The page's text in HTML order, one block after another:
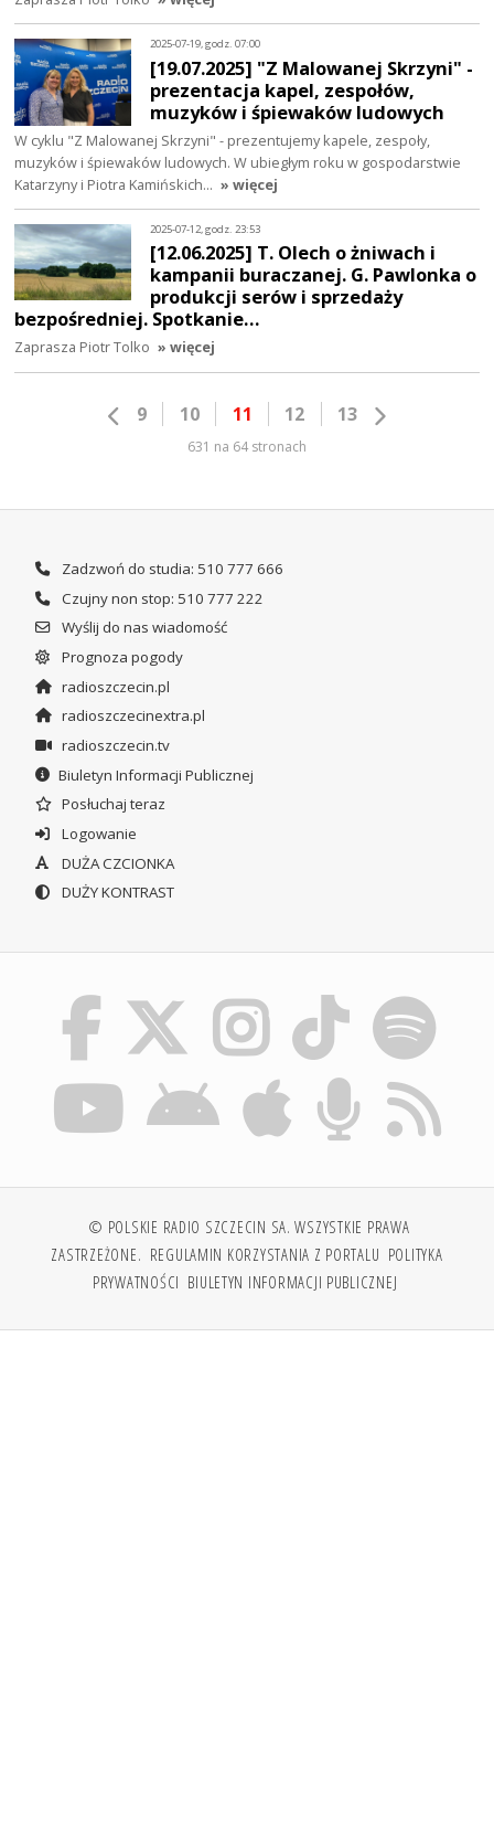
2025-07-19, godz. 07:00
[19.07.2025] "Z Malowanej Skrzyni" -
prezentacja kapel, zespołów,
muzyków i śpiewaków ludowych
W cyklu "Z Malowanej Skrzyni" - prezentujemy kapele, zespoły,
muzyków i śpiewaków ludowych. W ubiegłym roku w gospodarstwie
Katarzyny i Piotra Kamińskich… » więcej
2025-07-12, godz. 23:53
[12.06.2025] T. Olech o żniwach i
kampanii buraczanej. G. Pawlonka o
produkcji serów i sprzedaży
bezpośredniej. Spotkanie…
Zaprasza Piotr Tolko » więcej
9 10 11 12 13
631 na 64 stronach
Zadzwoń do studia: 510 777 666
Czujny non stop: 510 777 222
Wyślij do nas wiadomość
Prognoza pogody
radioszczecin.pl
radioszczecinextra.pl
radioszczecin.tv
Biuletyn Informacji Publicznej
Posłuchaj teraz
Logowanie
DUŻA CZCIONKA
DUŻY KONTRAST
© POLSKIE RADIO SZCZECIN SA. WSZYSTKIE PRAWA
ZASTRZEŻONE. REGULAMIN KORZYSTANIA Z PORTALU POLITYKA
PRYWATNOŚCI BIULETYN INFORMACJI PUBLICZNEJ